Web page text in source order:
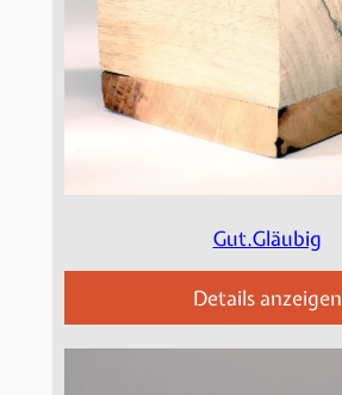
Gut.Gläubig
Details anzeigen